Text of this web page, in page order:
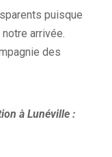
puisque
arrivée.
des
à Lunéville :